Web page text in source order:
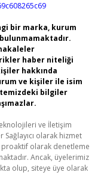
bir marka, kurum
haber niteliği
hakkında
ve kişiler ile isim
bilgiler
ve İletişim
Sağlayıcı olarak hizmet
olarak denetleme
Ancak, üyelerimiz
olup, siteye üye olarak